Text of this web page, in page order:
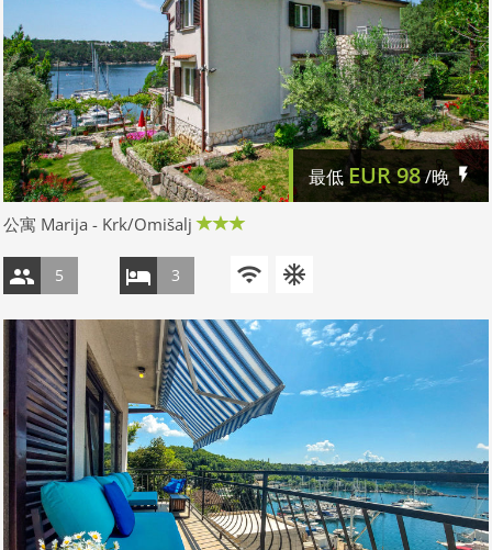
最低EUR98/晚
公寓 Marija - Krk/Omišalj
5 3